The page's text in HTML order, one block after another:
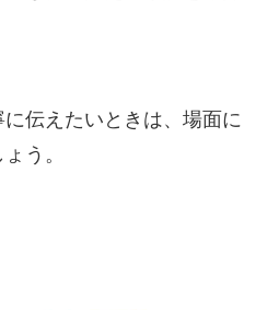
伝えたいときは、場面に
う。